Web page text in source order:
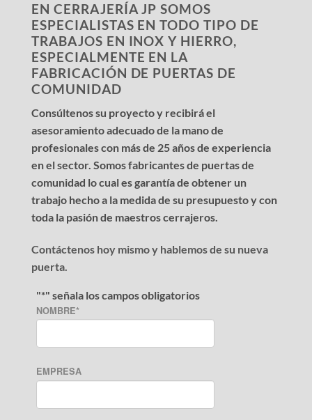
EN CERRAJERÍA JP SOMOS
ESPECIALISTAS EN TODO TIPO DE
TRABAJOS EN INOX Y HIERRO,
ESPECIALMENTE EN LA
FABRICACIÓN DE PUERTAS DE
COMUNIDAD
Consúltenos su proyecto y recibirá el
asesoramiento adecuado de la mano de
profesionales con más de 25 años de experiencia
en el sector. Somos fabricantes de puertas de
comunidad lo cual es garantía de obtener un
trabajo hecho a la medida de su presupuesto y con
toda la pasión de maestros cerrajeros.
Contáctenos hoy mismo y hablemos de su nueva
puerta.
"*" señala los campos obligatorios
NOMBRE*
EMPRESA